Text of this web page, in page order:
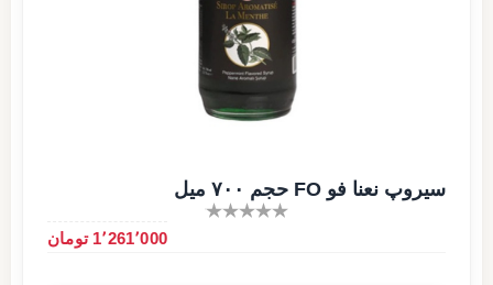
سیروپ نعنا فو FO حجم ۷۰۰ میل
1٬261٬000 تومان